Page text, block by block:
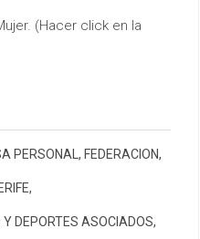
(Hacer click en la
PERSONAL , FEDERACION,
,
Y DEPORTES ASOCIADOS,